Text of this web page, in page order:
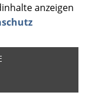
anzeigen